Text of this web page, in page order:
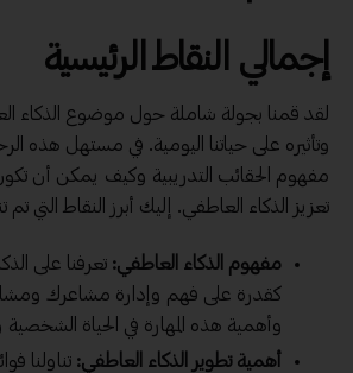
إجمالي النقاط الرئيسية
لقد قمنا بجولة شاملة حول موضوع الذكاء
وتأثيره على حياتنا اليومية. في مستهل هذه
مفهوم الحقائب التدريبية وكيف يمكن أن
تعزيز الذكاء العاطفي. إليك أبرز النقاط التي تم
مفهوم الذكاء العاطفي: تعرفنا على
كقدرة على فهم وإدارة مشاعرك
وأهمية هذه المهارة في الحياة الشخصية
أهمية تطوير الذكاء العاطفي: تناولنا